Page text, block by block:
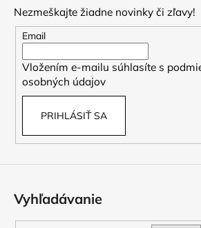
Nezmeškajte žiadne novinky či zľavy!
Email
Vložením e-mailu súhlasíte s
osobných údajov
PRIHLÁSIŤ SA
Vyhľadávanie